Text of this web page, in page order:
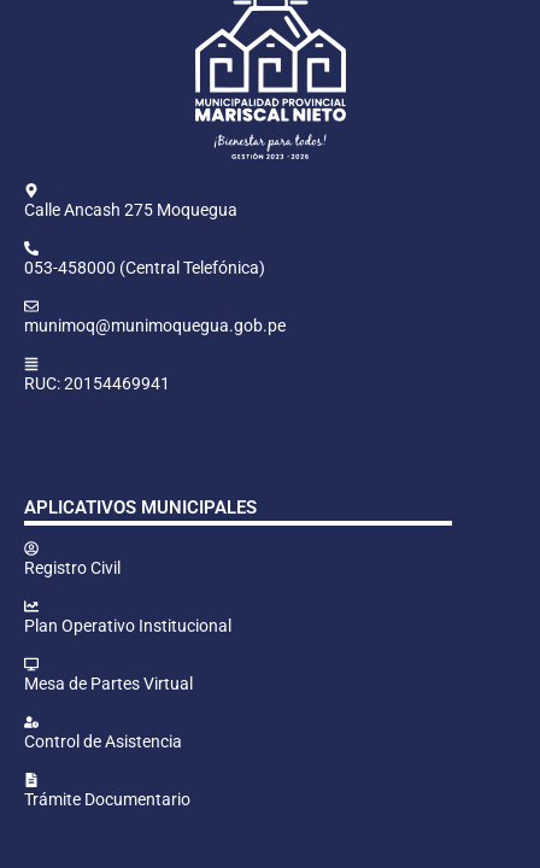
Calle Ancash 275 Moquegua
053-458000 (Central Telefónica)
munimoq@munimoquegua.gob.pe
RUC: 20154469941
APLICATIVOS MUNICIPALES
Registro Civil
Plan Operativo Institucional
Mesa de Partes Virtual
Control de Asistencia
Trámite Documentario